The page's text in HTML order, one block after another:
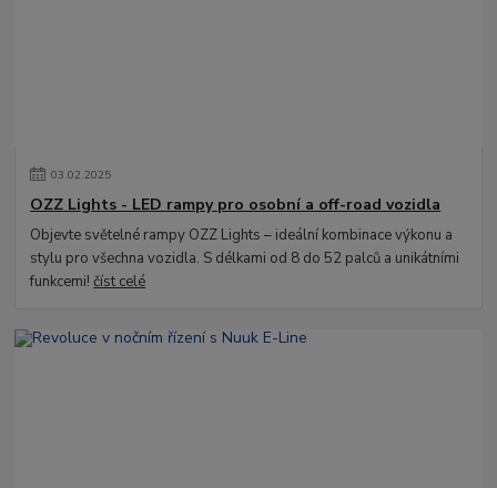
03.02.2025
OZZ Lights - LED rampy pro osobní a off-road vozidla
Objevte světelné rampy OZZ Lights – ideální kombinace výkonu a
stylu pro všechna vozidla. S délkami od 8 do 52 palců a unikátními
funkcemi!číst celé